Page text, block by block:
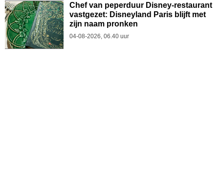
Chef van peperduur Disney-restaurant
vastgezet: Disneyland Paris blijft met
zijn naam pronken
04-08-2026, 06.40 uur